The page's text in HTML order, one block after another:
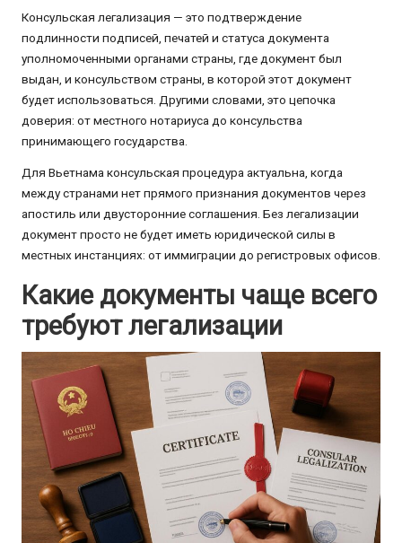
Консульская легализация — это подтверждение
подлинности подписей, печатей и статуса документа
уполномоченными органами страны, где документ был
выдан, и консульством страны, в которой этот документ
будет использоваться. Другими словами, это цепочка
доверия: от местного нотариуса до консульства
принимающего государства.
Для Вьетнама консульская процедура актуальна, когда
между странами нет прямого признания документов через
апостиль или двусторонние соглашения. Без легализации
документ просто не будет иметь юридической силы в
местных инстанциях: от иммиграции до регистровых офисов.
Какие документы чаще всего
требуют легализации